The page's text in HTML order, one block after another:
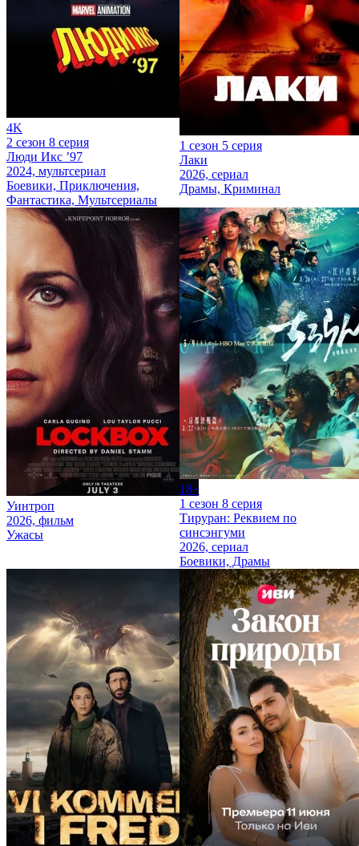
4K
2 сезон 8 серия
Люди Икс ’97
2024, мультсериал
Боевики, Приключения,
Фантастика, Мультсериалы
1 сезон 5 серия
Лаки
2026, сериал
Драмы, Криминал
Уинтроп
2026, фильм
Ужасы
18+
1 сезон 8 серия
Тируран: Реквием по
синсэнгуми
2026, сериал
Боевики, Драмы